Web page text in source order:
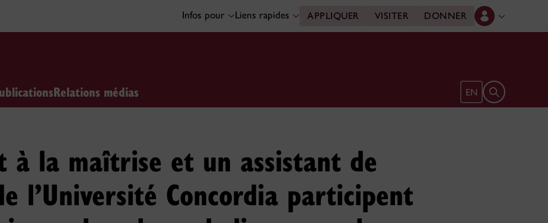
Infos pour Liens rapides APPLIQUER VISITER DONNER
Relations médias EN Ouvrir le
à la maîtrise et un assistant de
l’Université Concordia participent